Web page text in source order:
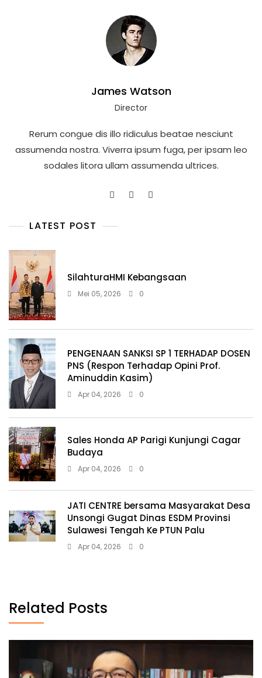
James Watson
Director
Rerum congue dis illo ridiculus beatae nesciunt
assumenda nostra. Viverra ipsum fuga, per ipsam leo
sodales litora ullam assumenda ultrices.
LATEST POST
SilahturaHMI Kebangsaan
Mei 05, 2026 0
PENGENAAN SANKSI SP 1 TERHADAP DOSEN
PNS (Respon Terhadap Opini Prof.
Aminuddin Kasim)
Apr 04, 2026 0
Sales Honda AP Parigi Kunjungi Cagar
Budaya
Apr 04, 2026 0
JATI CENTRE bersama Masyarakat Desa
Unsongi Gugat Dinas ESDM Provinsi
Sulawesi Tengah Ke PTUN Palu
Apr 04, 2026 0
Related Posts